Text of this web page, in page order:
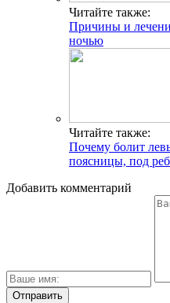
Читайте также:
Причины и
ночью
Читайте также:
Почему болит
поясницы, под
Добавить комментарий